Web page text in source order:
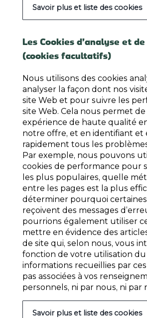
Savoir plus et liste des cookies
Les Cookies d’analyse et
(cookies facultatifs)
Nous utilisons des cookies
analyser la façon dont nos
site Web et pour suivre les
site Web. Cela nous permet
expérience de haute qualité
notre offre, et en identifiant et
rapidement tous les
Par exemple, nous pouvons
cookies de performance pour
les plus populaires, quelle
entre les pages est la plus
déterminer pourquoi
reçoivent des messages
pourrions également utiliser
mettre en évidence des
de site qui, selon nous, vous
fonction de votre utilisation du
informations recueillies par
pas associées à vos
personnels, ni par nous, ni par
Savoir plus et liste des cookies